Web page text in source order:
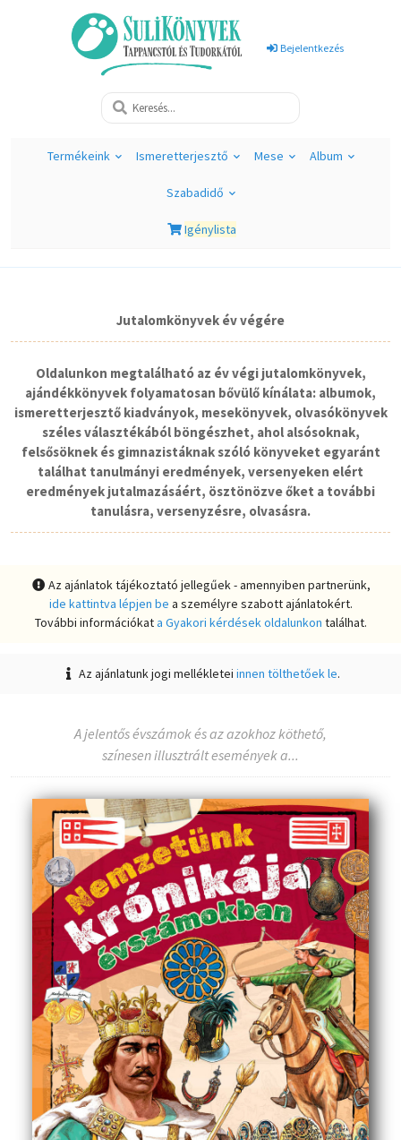
Bejelentkezés
Termékeink Ismeretterjesztő Mese Album
Szabadidő
Igénylista
Jutalomkönyvek év végére
Oldalunkon megtalálható az év végi jutalomkönyvek,
ajándékkönyvek folyamatosan bővülő kínálata: albumok,
ismeretterjesztő kiadványok, mesekönyvek, olvasókönyvek
széles választékából böngészhet, ahol alsósoknak,
felsősöknek és gimnazistáknak szóló könyveket egyaránt
találhat tanulmányi eredmények, versenyeken elért
eredmények jutalmazásáért, ösztönözve őket a további
tanulásra, versenyzésre, olvasásra.
Az ajánlatok tájékoztató jellegűek - amennyiben partnerünk,
ide kattintva lépjen be a személyre szabott ajánlatokért.
További információkata Gyakori kérdések oldalunkon találhat.
Az ajánlatunk jogi mellékleteiinnen tölthetőek le.
A jelentős évszámok és az azokhoz köthető,
színesen illusztrált események a...